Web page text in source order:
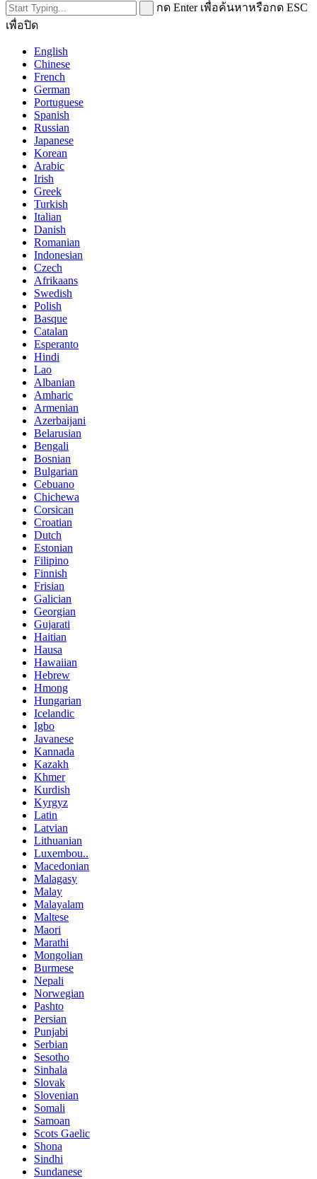
กด Enter เพื่อค้นหาหรือกด ESC
เพื่อปิด
English
Chinese
French
German
Portuguese
Spanish
Russian
Japanese
Korean
Arabic
Irish
Greek
Turkish
Italian
Danish
Romanian
Indonesian
Czech
Afrikaans
Swedish
Polish
Basque
Catalan
Esperanto
Hindi
Lao
Albanian
Amharic
Armenian
Azerbaijani
Belarusian
Bengali
Bosnian
Bulgarian
Cebuano
Chichewa
Corsican
Croatian
Dutch
Estonian
Filipino
Finnish
Frisian
Galician
Georgian
Gujarati
Haitian
Hausa
Hawaiian
Hebrew
Hmong
Hungarian
Icelandic
Igbo
Javanese
Kannada
Kazakh
Khmer
Kurdish
Kyrgyz
Latin
Latvian
Lithuanian
Luxembou..
Macedonian
Malagasy
Malay
Malayalam
Maltese
Maori
Marathi
Mongolian
Burmese
Nepali
Norwegian
Pashto
Persian
Punjabi
Serbian
Sesotho
Sinhala
Slovak
Slovenian
Somali
Samoan
Scots Gaelic
Shona
Sindhi
Sundanese